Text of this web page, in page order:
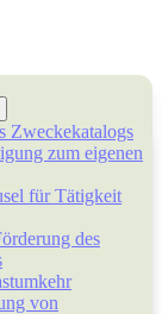
Zweckekatalogs
zum eigenen
für Tätigkeit
des
von